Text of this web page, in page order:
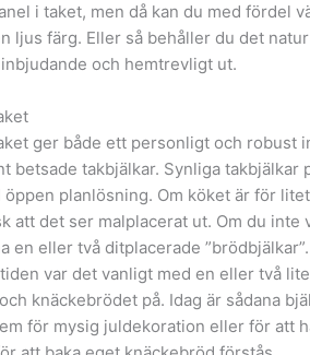
i taket, men då kan du med fördel
ljus färg. Eller så behåller du det
och hemtrevligt ut.
ger både ett personligt och robust
betsade takbjälkar. Synliga
planlösning. Om köket är för
att det ser malplacerat ut. Om du inte
en eller två ditplacerade
var det vanligt med en eller två
knäckebrödet på. Idag är sådana
för mysig juldekoration eller för att